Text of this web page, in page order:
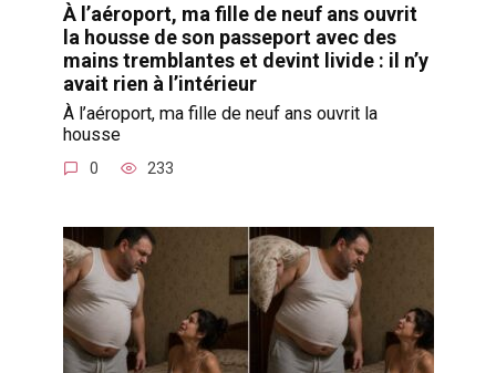
À l’aéroport, ma fille de neuf ans ouvrit
la housse de son passeport avec des
mains tremblantes et devint livide : il n’y
avait rien à l’intérieur
À l’aéroport, ma fille de neuf ans ouvrit la
housse
0 233